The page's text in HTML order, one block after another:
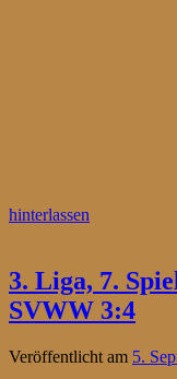
hinterlassen
3. Liga, 7.
SVWW 3:4
Veröffentlicht am 5.